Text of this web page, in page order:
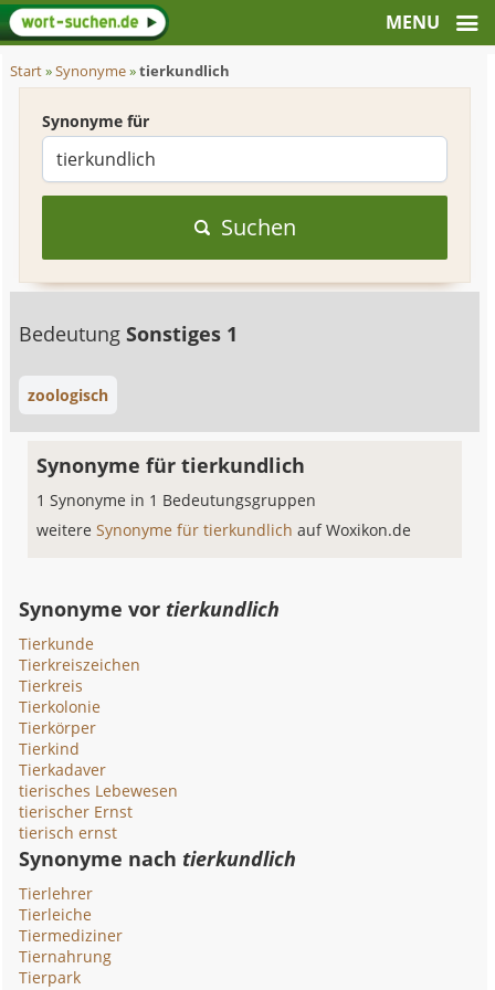
Start»Synonyme»tierkundlich
Synonyme für
Suchen
BedeutungSonstiges 1
zoologisch
Synonyme für tierkundlich
1 Synonyme in 1 Bedeutungsgruppen
weitereSynonyme für tierkundlichauf Woxikon.de
Synonyme vor tierkundlich
Tierkunde
Tierkreiszeichen
Tierkreis
Tierkolonie
Tierkörper
Tierkind
Tierkadaver
tierisches Lebewesen
tierischer Ernst
tierisch ernst
Synonyme nach tierkundlich
Tierlehrer
Tierleiche
Tiermediziner
Tiernahrung
Tierpark